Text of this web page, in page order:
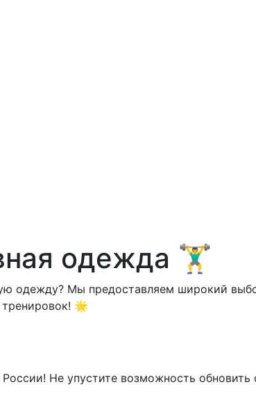
одежда 🏋️‍♂️
одежду? Мы предоставляем широкий
🌟
Не упустите возможность